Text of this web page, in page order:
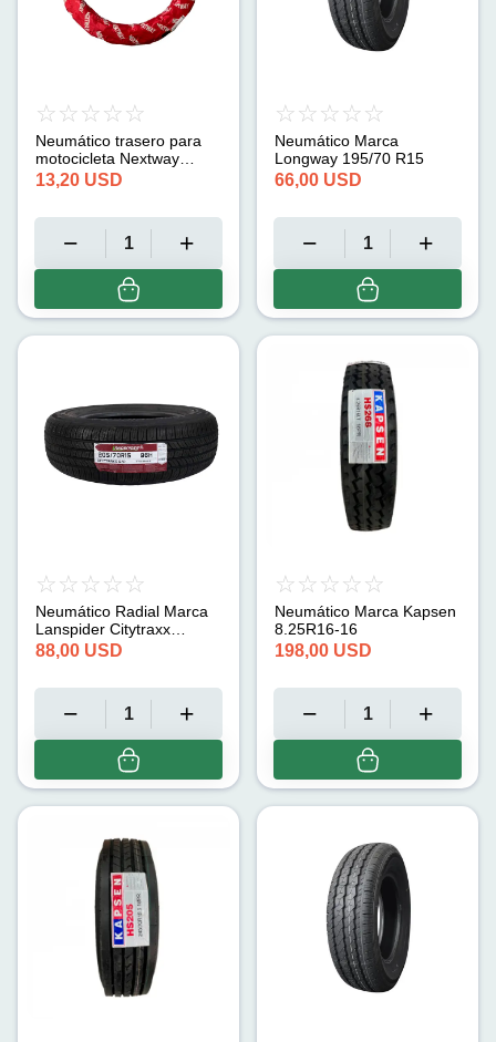
Neumático trasero para
motocicleta Nextway
(2.50-17)
13,20 USD
Neumático Marca
Longway 195/70 R15
66,00 USD
Neumático Radial Marca
Lanspider Citytraxx
205/70R/15L
88,00 USD
Neumático Marca Kapsen
8.25R16-16
198,00 USD